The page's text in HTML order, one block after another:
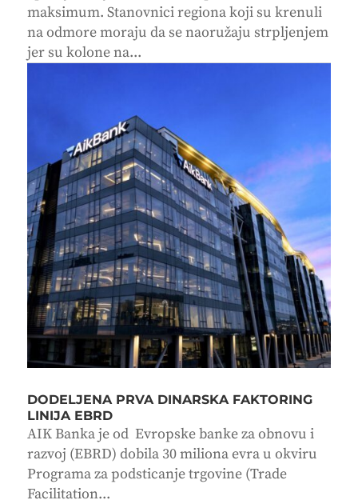
maksimum. Stanovnici regiona koji su krenuli
na odmore moraju da se naoružaju strpljenjem
jer su kolone na...
DODELJENA PRVA DINARSKA FAKTORING
LINIJA EBRD
AIK Banka je od Evropske banke za obnovu i
razvoj (EBRD) dobila 30 miliona evra u okviru
Programa za podsticanje trgovine (Trade
Facilitation...